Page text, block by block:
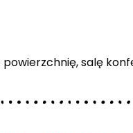
salę